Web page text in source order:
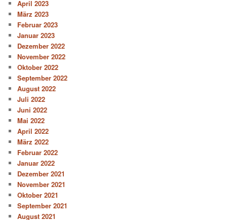
April 2023
März 2023
Februar 2023
Januar 2023
Dezember 2022
November 2022
Oktober 2022
September 2022
August 2022
Juli 2022
Juni 2022
Mai 2022
April 2022
März 2022
Februar 2022
Januar 2022
Dezember 2021
November 2021
Oktober 2021
September 2021
August 2021